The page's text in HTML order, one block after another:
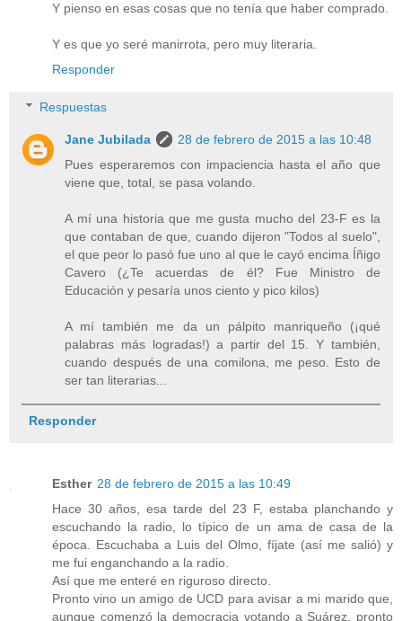
Y pienso en esas cosas que no tenía que haber comprado.
Y es que yo seré manirrota, pero muy literaria.
Responder
Respuestas
Jane Jubilada
28 de febrero de 2015 a las 10:48
Pues esperaremos con impaciencia hasta el año que
viene que, total, se pasa volando.
A mí una historia que me gusta mucho del 23-F es la
que contaban de que, cuando dijeron "Todos al suelo",
el que peor lo pasó fue uno al que le cayó encima Íñigo
Cavero (¿Te acuerdas de él? Fue Ministro de
Educación y pesaría unos ciento y pico kilos)
A mí también me da un pálpito manriqueño (¡qué
palabras más logradas!) a partir del 15. Y también,
cuando después de una comilona, me peso. Esto de
ser tan literarias...
Responder
Esther 28 de febrero de 2015 a las 10:49
Hace 30 años, esa tarde del 23 F, estaba planchando y
escuchando la radio, lo típico de un ama de casa de la
época. Escuchaba a Luis del Olmo, fíjate (así me salió) y
me fui enganchando a la radio.
Así que me enteré en riguroso directo.
Pronto vino un amigo de UCD para avisar a mi marido que,
aunque comenzó la democracia votando a Suárez, pronto